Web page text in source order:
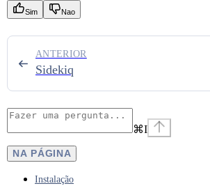
Sim Nao
Sidekiq
ANTERIOR
⌘I
NA PÁGINA
Instalação